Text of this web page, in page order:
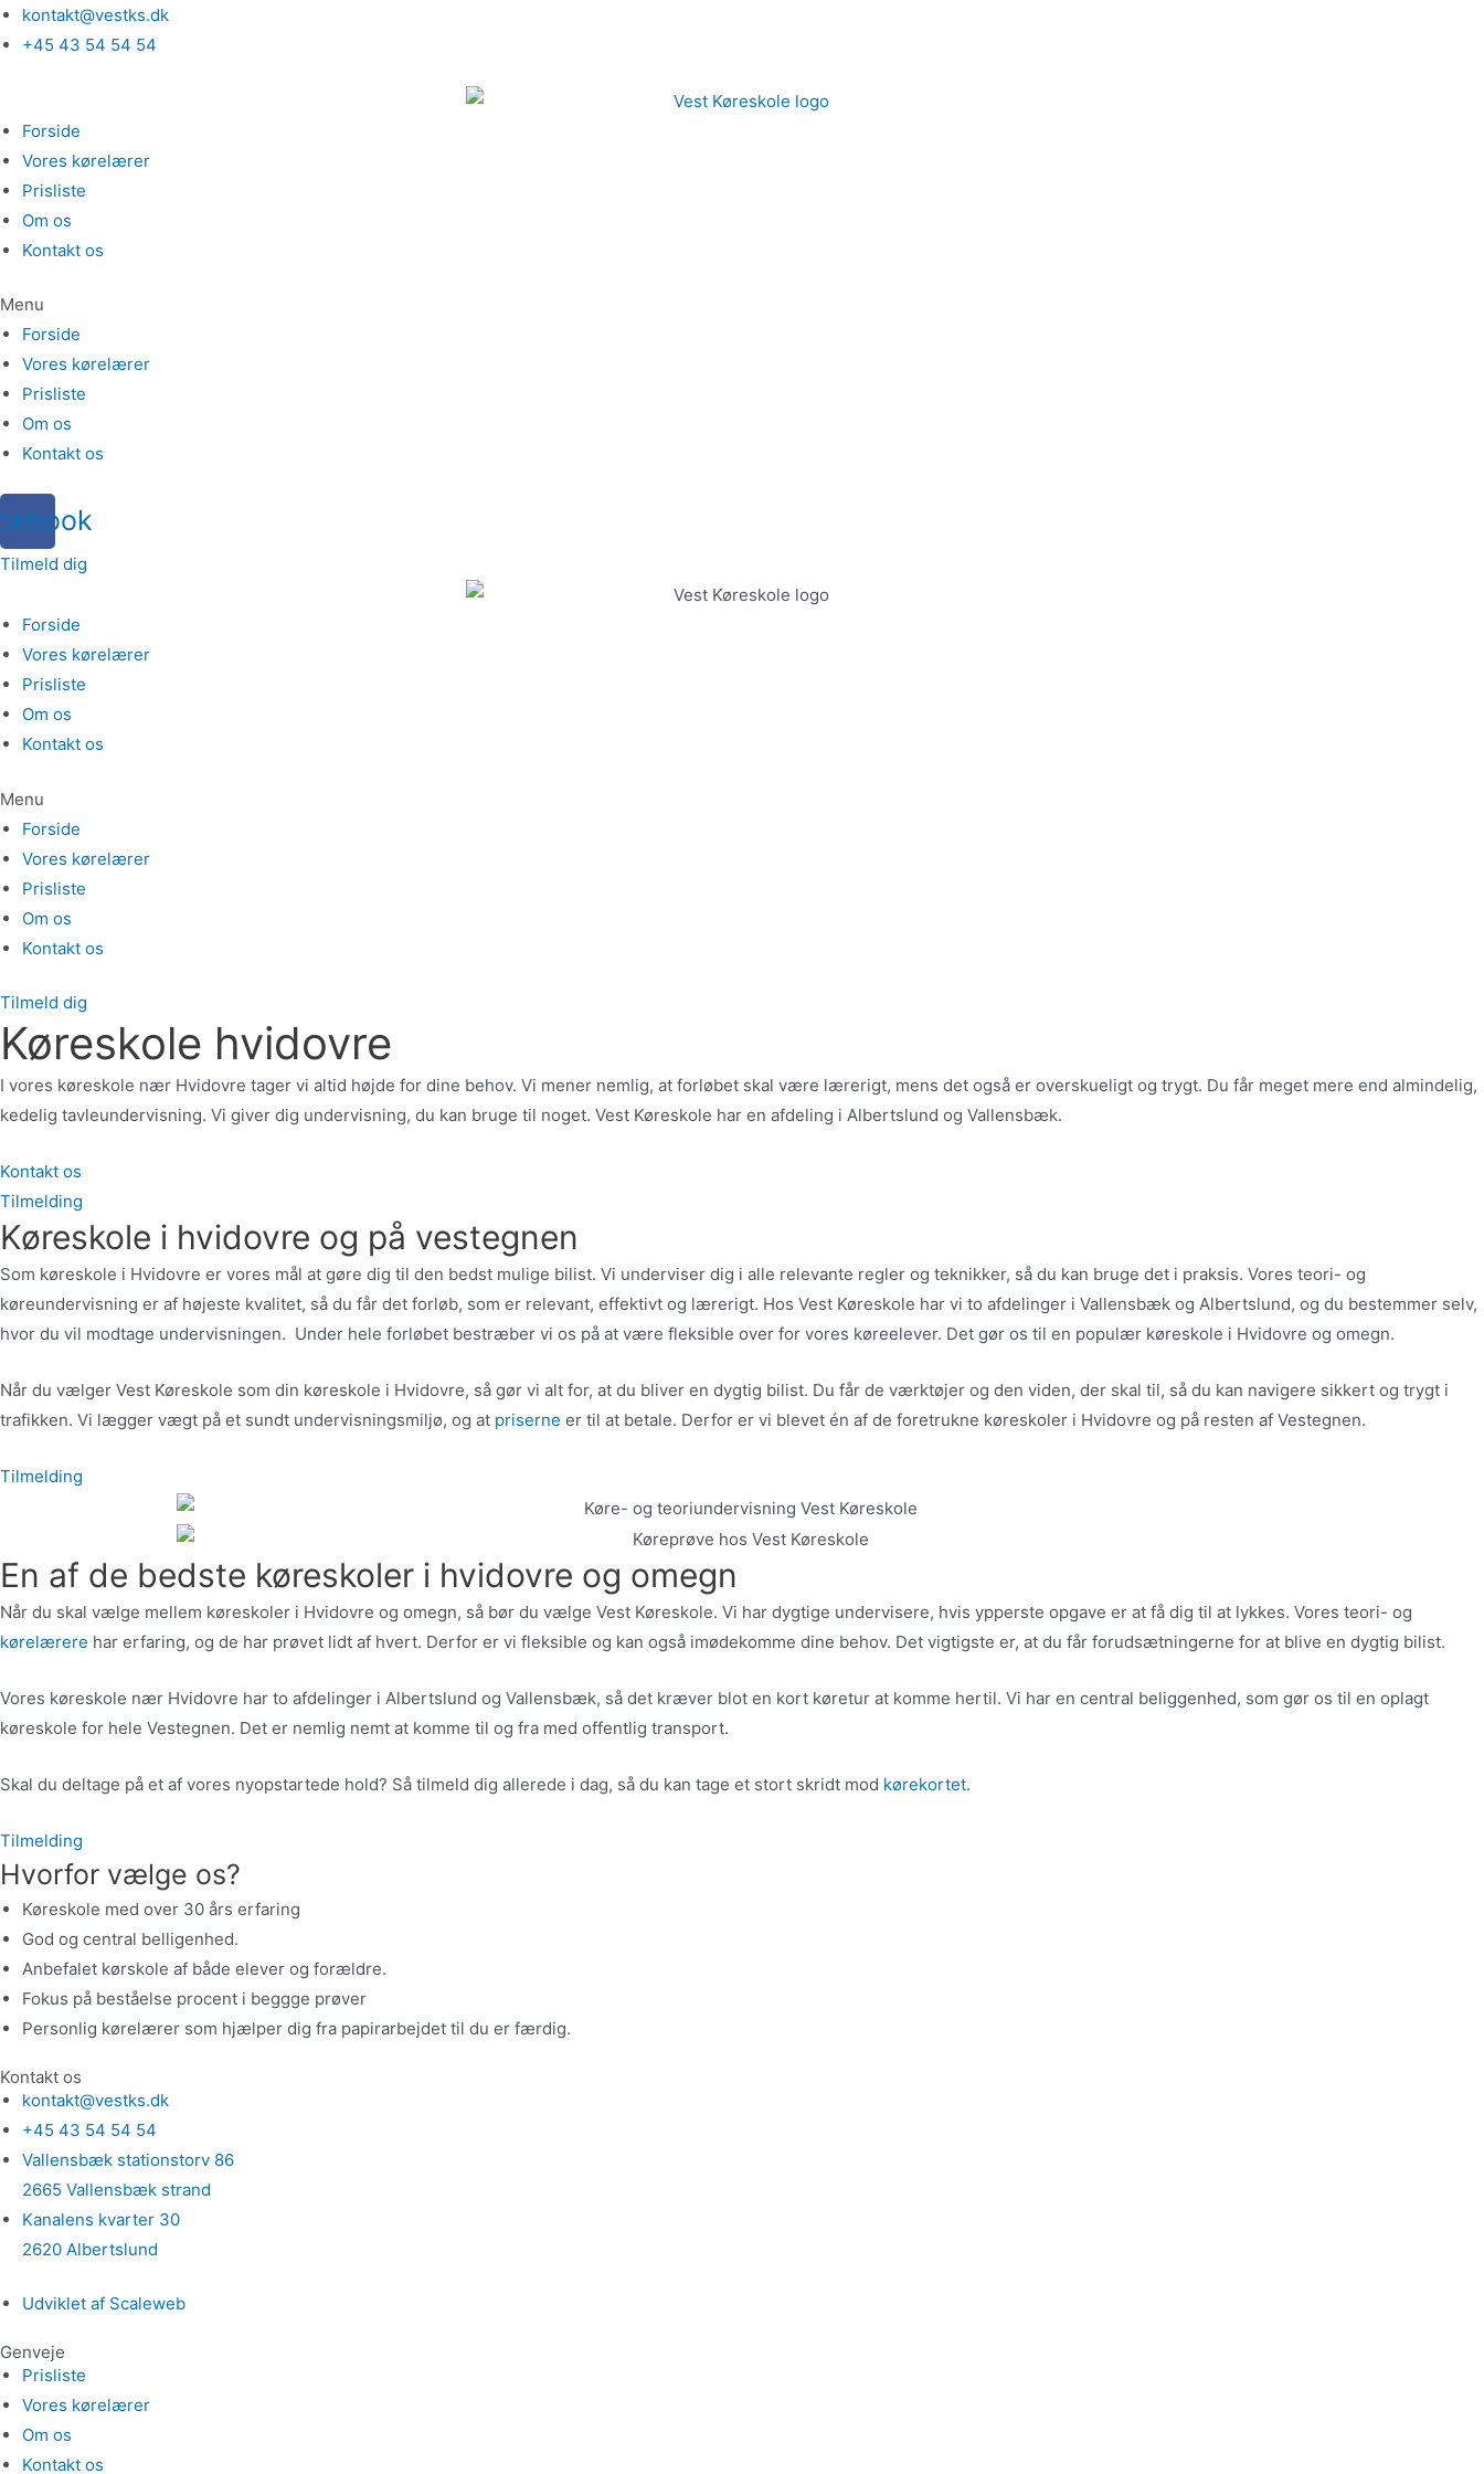
Gå
til
kontakt@vestks.dk
+45 43 54 54 54
Forside
Vores kørelærer
Prisliste
Om os
Kontakt os
Menu
Forside
Vores kørelærer
Prisliste
Om os
Kontakt os
Tilmeld dig
Forside
Vores kørelærer
Prisliste
Om os
Kontakt os
Menu
Forside
Vores kørelærer
Prisliste
Om os
Kontakt os
Tilmeld dig
Køreskole hvidovre
I vores køreskole nær Hvidovre tager vi altid højde for dine behov. Vi mener nemlig, at forløbet skal være lærerigt, mens det også er overskueligt og trygt. Du får meget mere end almindelig,
kedelig tavleundervisning. Vi giver dig undervisning, du kan bruge til noget. Vest Køreskole har en afdeling i Albertslund og Vallensbæk.
Kontakt os
Tilmelding
Køreskole i hvidovre og på vestegnen
Som køreskole i Hvidovre er vores mål at gøre dig til den bedst mulige bilist. Vi underviser dig i alle relevante regler og teknikker, så du kan bruge det i praksis. Vores teori- og
køreundervisning er af højeste kvalitet, så du får det forløb, som er relevant, effektivt og lærerigt. Hos Vest Køreskole har vi to afdelinger i Vallensbæk og Albertslund, og du bestemmer selv,
hvor du vil modtage undervisningen. Under hele forløbet bestræber vi os på at være fleksible over for vores køreelever. Det gør os til en populær køreskole i Hvidovre og omegn.
Når du vælger Vest Køreskole som din køreskole i Hvidovre, så gør vi alt for, at du bliver en dygtig bilist. Du får de værktøjer og den viden, der skal til, så du kan navigere sikkert og trygt i
trafikken. Vi lægger vægt på et sundt undervisningsmiljø, og at priserne er til at betale. Derfor er vi blevet én af de foretrukne køreskoler i Hvidovre og på resten af Vestegnen.
Tilmelding
En af de bedste køreskoler i hvidovre og omegn
Når du skal vælge mellem køreskoler i Hvidovre og omegn, så bør du vælge Vest Køreskole. Vi har dygtige undervisere, hvis ypperste opgave er at få dig til at lykkes. Vores teori- og
kørelærere har erfaring, og de har prøvet lidt af hvert. Derfor er vi fleksible og kan også imødekomme dine behov. Det vigtigste er, at du får forudsætningerne for at blive en dygtig bilist.
Vores køreskole nær Hvidovre har to afdelinger i Albertslund og Vallensbæk, så det kræver blot en kort køretur at komme hertil. Vi har en central beliggenhed, som gør os til en oplagt
køreskole for hele Vestegnen. Det er nemlig nemt at komme til og fra med offentlig transport.
Skal du deltage på et af vores nyopstartede hold? Så tilmeld dig allerede i dag, så du kan tage et stort skridt mod kørekortet.
Tilmelding
Hvorfor vælge os?
Køreskole med over 30 års erfaring
God og central belligenhed.
Anbefalet kørskole af både elever og forældre.
Fokus på beståelse procent i beggge prøver
Personlig kørelærer som hjælper dig fra papirarbejdet til du er færdig.
Kontakt os
kontakt@vestks.dk
+45 43 54 54 54
Vallensbæk stationstorv 86
2665 Vallensbæk strand
Kanalens kvarter 30
2620 Albertslund
Udviklet af Scaleweb
Genveje
Prisliste
Vores kørelærer
Om os
Kontakt os